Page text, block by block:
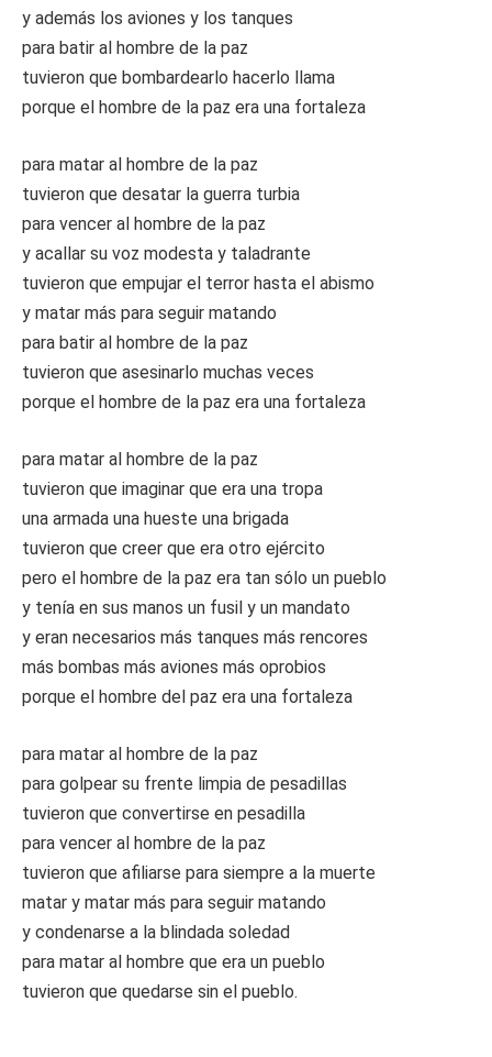
y además los aviones y los tanques
para batir al hombre de la paz
tuvieron que bombardearlo hacerlo llama
porque el hombre de la paz era una fortaleza
para matar al hombre de la paz
tuvieron que desatar la guerra turbia
para vencer al hombre de la paz
y acallar su voz modesta y taladrante
tuvieron que empujar el terror hasta el abismo
y matar más para seguir matando
para batir al hombre de la paz
tuvieron que asesinarlo muchas veces
porque el hombre de la paz era una fortaleza
para matar al hombre de la paz
tuvieron que imaginar que era una tropa
una armada una hueste una brigada
tuvieron que creer que era otro ejército
pero el hombre de la paz era tan sólo un pueblo
y tenía en sus manos un fusil y un mandato
y eran necesarios más tanques más rencores
más bombas más aviones más oprobios
porque el hombre del paz era una fortaleza
para matar al hombre de la paz
para golpear su frente limpia de pesadillas
tuvieron que convertirse en pesadilla
para vencer al hombre de la paz
tuvieron que afiliarse para siempre a la muerte
matar y matar más para seguir matando
y condenarse a la blindada soledad
para matar al hombre que era un pueblo
tuvieron que quedarse sin el pueblo.